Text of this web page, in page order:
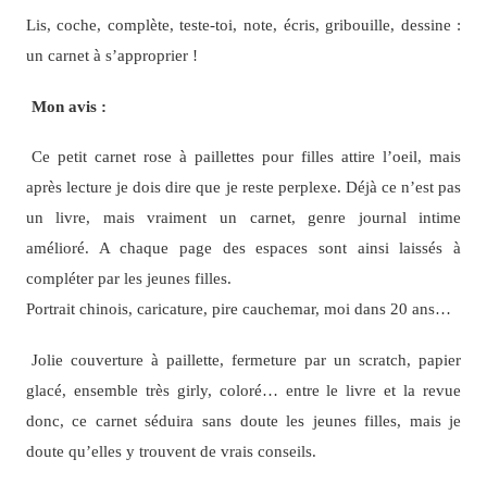
Lis, coche, complète, teste-toi, note, écris, gribouille, dessine :
un carnet à s’approprier !
Mon avis :
Ce petit carnet rose à paillettes pour filles attire l’oeil, mais
après lecture je dois dire que je reste perplexe. Déjà ce n’est pas
un livre, mais vraiment un carnet, genre journal intime
amélioré. A chaque page des espaces sont ainsi laissés à
compléter par les jeunes filles.
Portrait chinois, caricature, pire cauchemar, moi dans 20 ans…
Jolie couverture à paillette, fermeture par un scratch, papier
glacé, ensemble très girly, coloré… entre le livre et la revue
donc, ce carnet séduira sans doute les jeunes filles, mais je
doute qu’elles y trouvent de vrais conseils.